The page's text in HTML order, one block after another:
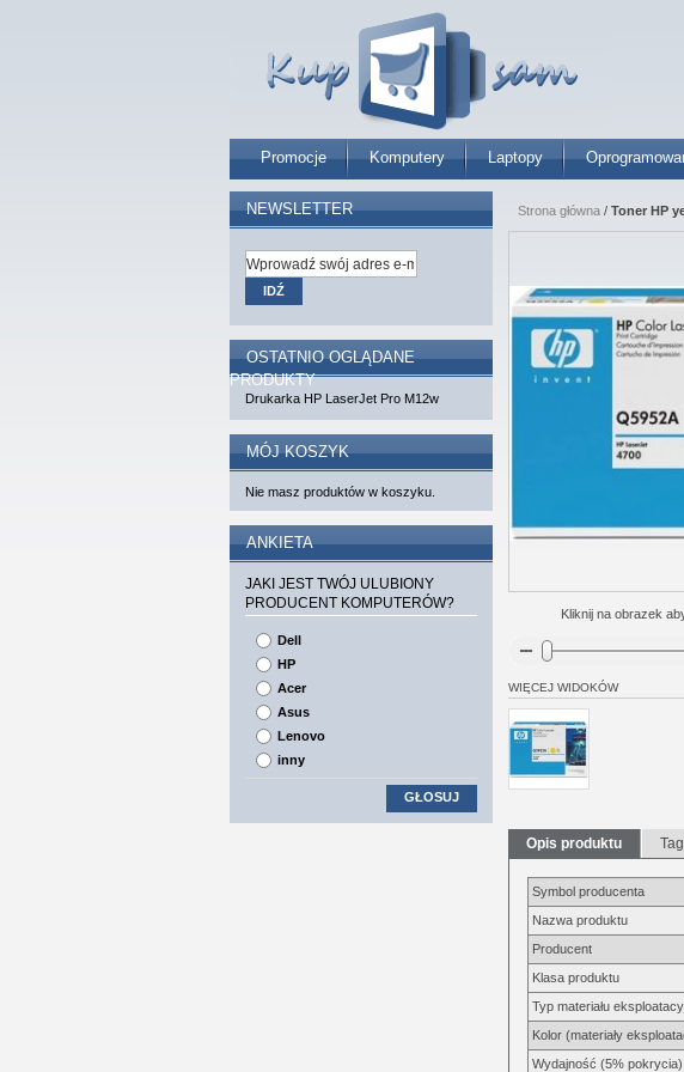
Promocje Komputery Laptopy
Strona główna / Toner HP
Kliknij na obrazek
WIĘCEJ WIDOKÓW
Opis produktu
Symbol producenta
Nazwa produktu
Producent
Klasa produktu
Typ materiału
Kolor (materiały
Wydajność (5% pokrycia)
NEWSLETTER
IDŹ
OSTATNIO OGLĄDANE
PRODUKTY
Drukarka HP LaserJet Pro M12w
MÓJ KOSZYK
Nie masz produktów w koszyku.
ANKIETA
JAKI JEST TWÓJ ULUBIONY
PRODUCENT KOMPUTERÓW?
Dell
HP
Acer
Asus
Lenovo
inny
GŁOSUJ